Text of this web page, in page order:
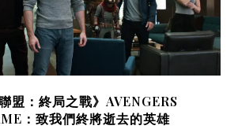
盟：終局之戰》AVENGERS
：致我們終將逝去的英雄